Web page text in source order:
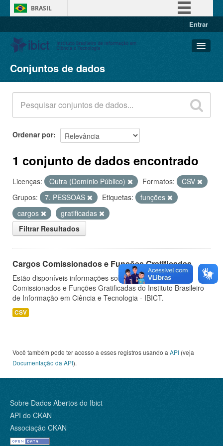
BRASIL
Entrar
Conjuntos de dados
Organizações
Grupos
Sobre
Conjuntos de dados
Ordenar por
1 conjunto de dados encontrado
Licenças: Outra (Domínio Público) Formatos:
CSV
Grupos:
7. PESSOAS Etiquetas:
funções
cargos
gratificadas
Filtrar Resultados
Cargos Comissionados e Funções Gratificadas
Estão disponíveis informações sobre os Cargos
Comissionados e Funções Gratificadas do Instituto Brasileiro
de Informação em Ciência e Tecnologia - IBICT.
CSV
Você também pode ter acesso a esses registros usando a API (veja
Documentação da API).
Sobre Dados Abertos do Ibict
API do CKAN
Associação CKAN